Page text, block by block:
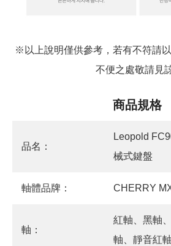
※以上說明僅供參考，若有不符請
不便之處敬請見
商品規格
品名：
Leopold
械式鍵盤
軸體品牌： CHERRY
軸：
紅軸、黑軸
軸、靜音紅軸